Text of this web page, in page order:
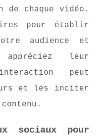
chaque vidéo.
pour établir
audience et
leur
peut
et les inciter
sociaux pour